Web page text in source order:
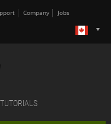
Company Jobs
TUTORIALS